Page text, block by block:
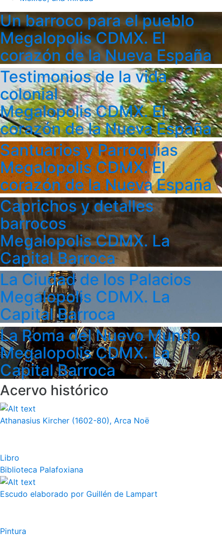
Un barroco para el pueblo
Megalopolis CDMX. El
corazón de la Nueva España
Testimonios de la vida
colonial
Megalopolis CDMX. El
corazón de la Nueva España
Santuarios y Parroquias
Megalopolis CDMX. El
corazón de la Nueva España
Caprichos y detalles
barrocos
Megalopolis CDMX. La
Capital Barroca
La Ciudad de los Palacios
Megalopolis CDMX. La
Capital Barroca
La Roma del Nuevo Mundo
Megalopolis CDMX. La
Capital Barroca
Acervo histórico
Athanasius Kircher (1602-80), Arca Noë
Libro
Biblioteca Palafoxiana
Escudo elaborado por Guillén de Lampart
Pintura